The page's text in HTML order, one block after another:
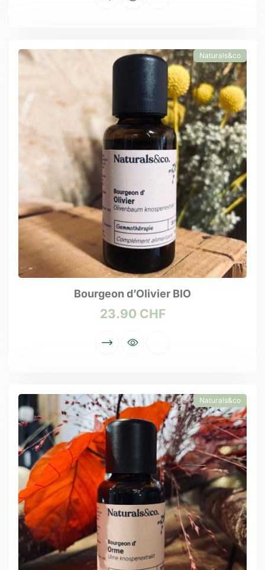
Naturals&co
Bourgeon d’Olivier BIO
23.90 CHF
Naturals&co